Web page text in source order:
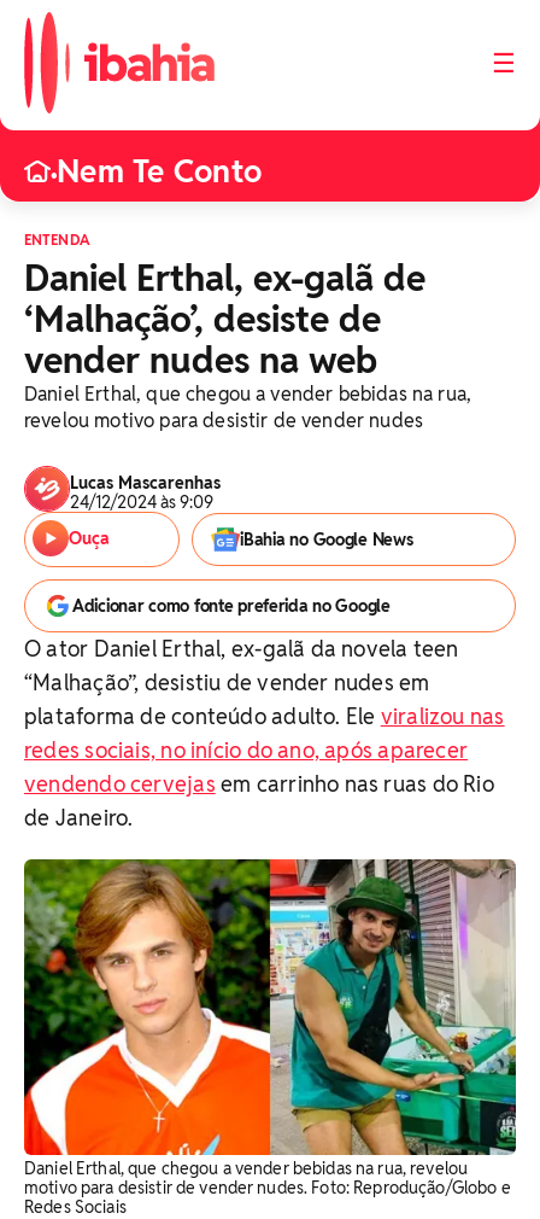
☰
•Nem Te Conto
ENTENDA
Daniel Erthal, ex-galã de
‘Malhação’, desiste de
vender nudes na web
Daniel Erthal, que chegou a vender bebidas na rua,
revelou motivo para desistir de vender nudes
Lucas Mascarenhas
24/12/2024 às 9:09
Ouça
iBahia no Google News
Adicionar como fonte preferida no Google
O ator Daniel Erthal, ex-galã da novela teen
“Malhação”, desistiu de vender nudes em
plataforma de conteúdo adulto. Ele viralizou nas
redes sociais, no início do ano, após aparecer
vendendo cervejas em carrinho nas ruas do Rio
de Janeiro.
Daniel Erthal, que chegou a vender bebidas na rua, revelou
motivo para desistir de vender nudes. Foto: Reprodução/Globo e
Redes Sociais